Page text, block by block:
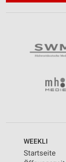
WEEKLI
Startseite